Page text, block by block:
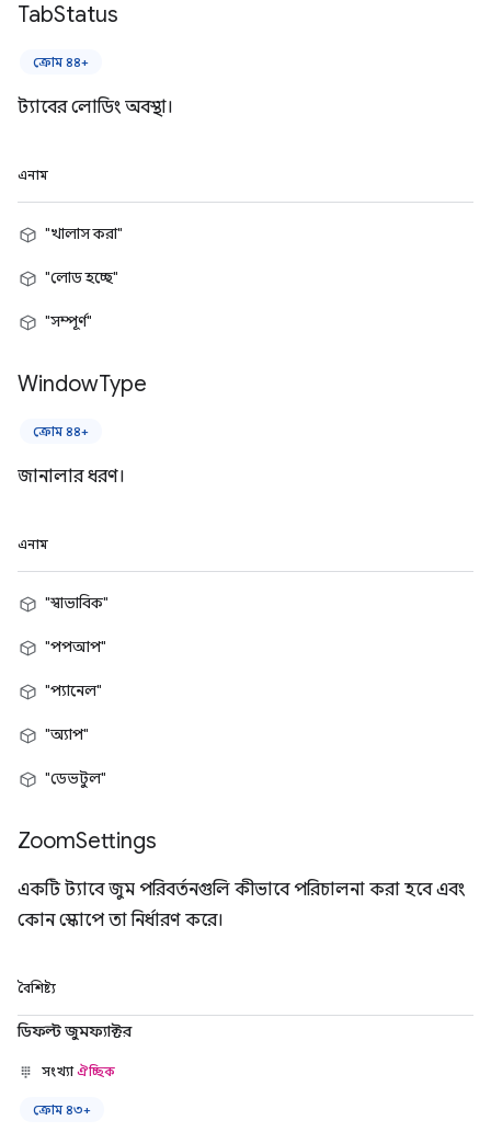
TabStatus
ক্রোম ৪৪+
ট্যাবের লোডিং অবস্থা।
এনাম
"খালাস করা"
"লোড হচ্ছে"
"সম্পূর্ণ"
WindowType
ক্রোম ৪৪+
জানালার ধরণ।
এনাম
"স্বাভাবিক"
"পপআপ"
"প্যানেল"
"অ্যাপ"
"ডেভটুল"
ZoomSettings
একটি ট্যাবে জুম পরিবর্তনগুলি কীভাবে পরিচালনা করা হবে এবং
কোন স্কোপে তা নির্ধারণ করে।
বৈশিষ্ট্য
ডিফল্ট জুমফ্যাক্টর
সংখ্যাঐচ্ছিক
ক্রোম ৪৩+